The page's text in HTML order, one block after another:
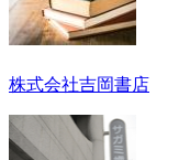
株式会社吉岡書店